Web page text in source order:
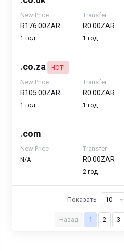
New Price
R176.00ZAR
1 год
Transfer
R0.00ZAR
1 год
.co.za HOT!
New Price
R105.00ZAR
1 год
Transfer
R0.00ZAR
1 год
.com
New Price
N/A
Transfer
R0.00ZAR
2 год
Назад 1 2 3
Показать